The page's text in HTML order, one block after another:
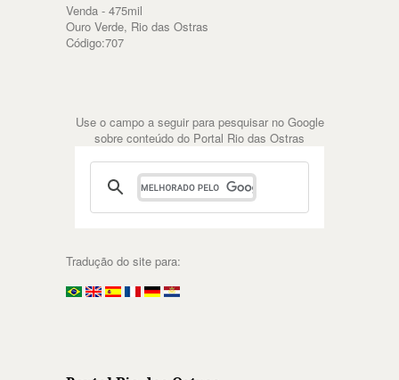
Venda - 475mil
Ouro Verde, Rio das Ostras
Código:707
Use o campo a seguir para pesquisar no Google
sobre conteúdo do Portal Rio das Ostras
Tradução do site para: